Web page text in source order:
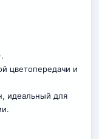
цветопередачи и
идеальный для